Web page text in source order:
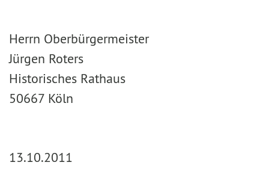
Herrn Oberbürgermeister
Jürgen Roters
Historisches Rathaus
50667 Köln
13.10.2011